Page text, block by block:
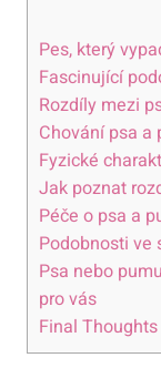
Pes, který
Fascinující
Rozdíly mezi
Chování psa a
Fyzické
Jak poznat
Péče o psa a
Podobnosti ve
Psa nebo
pro vás
Final Thoughts